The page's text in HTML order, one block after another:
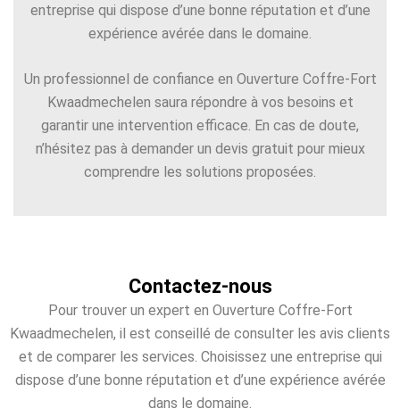
entreprise qui dispose d’une bonne réputation et d’une
expérience avérée dans le domaine.
Un professionnel de confiance en Ouverture Coffre-Fort
Kwaadmechelen saura répondre à vos besoins et
garantir une intervention efficace. En cas de doute,
n’hésitez pas à demander un devis gratuit pour mieux
comprendre les solutions proposées.
Contactez-nous
Pour trouver un expert en Ouverture Coffre-Fort
Kwaadmechelen, il est conseillé de consulter les avis clients
et de comparer les services. Choisissez une entreprise qui
dispose d’une bonne réputation et d’une expérience avérée
dans le domaine.